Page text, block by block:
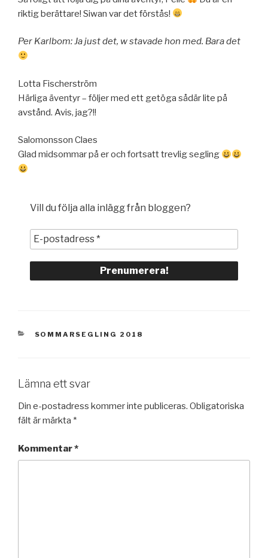
riktig berättare! Siwan var det förstås!
Per Karlbom: Ja just det, w stavade hon med. Bara det
Lotta Fischerström
Härliga äventyr – följer med ett getöga sådär lite på
avstånd. Avis, jag?!!
Salomonsson Claes
Glad midsommar på er och fortsatt trevlig segling
Vill du följa alla inlägg från bloggen?
KATEGORIER
SOMMARSEGLING 2018
Lämna ett svar
Din e-postadress kommer inte publiceras. Obligatoriska
fält är märkta *
Kommentar*